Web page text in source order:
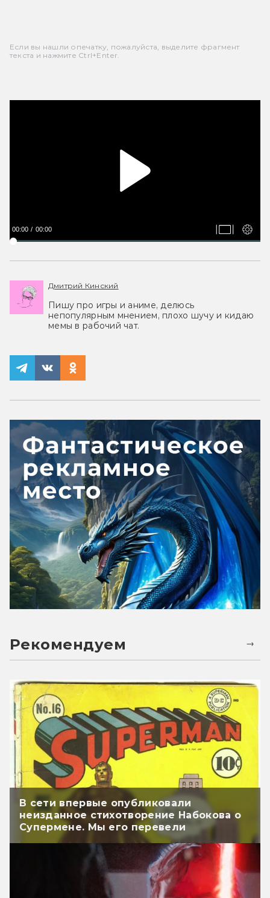
Если вы нашли опечатку, пожалуйста, выделите фрагмент
текста и нажмите Ctrl+Enter.
00:00 00:00
Дмитрий Кинский
Пишу про игры и аниме, делюсь
непопулярным мнением, плохо шучу и кидаю
мемы в рабочий чат.
Рекомендуем
В сети впервые опубликовали
неизданное стихотворение Набокова о
Супермене. Мы его перевели